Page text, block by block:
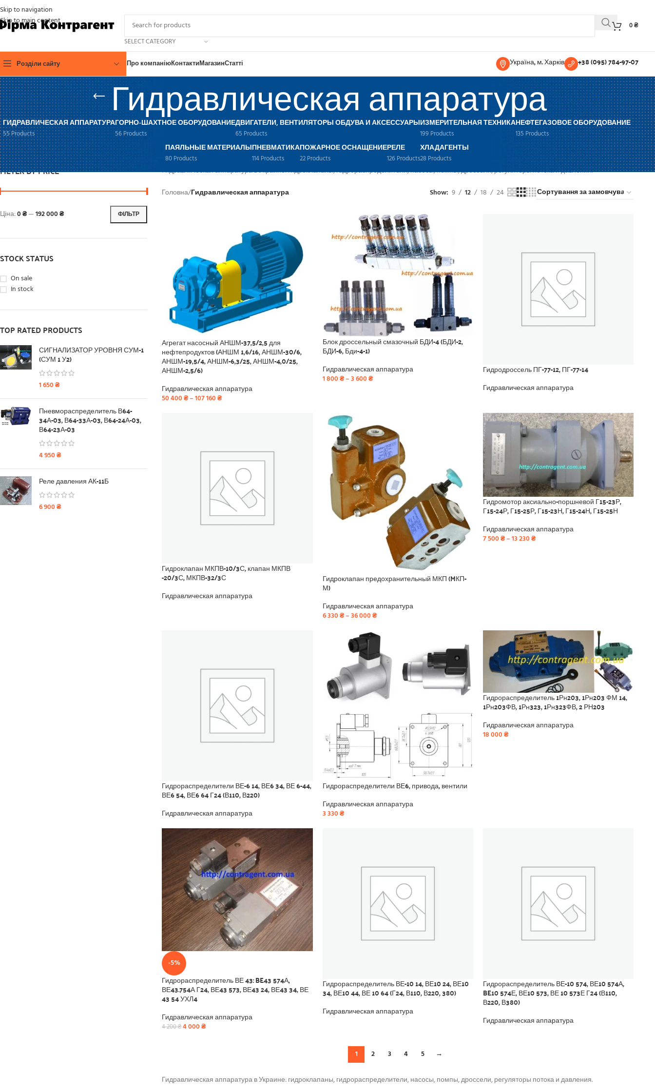
Skip to navigation
Skip to main content
SELECT CATEGORY
0₴
Розділи сайту Про компаніюКонтактиМагазинСтатті Україна, м. Харків +38 (095) 784-97-07
Гидравлическая аппаратура
ГИДРАВЛИЧЕСКАЯ АППАРАТУРА
55 Products
ГОРНО-ШАХТНОЕ ОБОРУДОВАНИЕ
56 Products
ДВИГАТЕЛИ, ВЕНТИЛЯТОРЫ ОБДУВА И АКСЕССУАРЫ
65 Products
ИЗМЕРИТЕЛЬНАЯ ТЕХНИКА
199 Products
НЕФТЕГАЗОВОЕ ОБОРУДОВАНИЕ
135 Products
ПАЯЛЬНЫЕ МАТЕРИАЛЫ
80 Products
ПНЕВМАТИКА
114 Products
ПОЖАРНОЕ ОСНАЩЕНИЕ
22 Products
РЕЛЕ
126 Products
ХЛАДАГЕНТЫ
28 Products
FILTER BY PRICE
ФІЛЬТР
Ціна:0 ₴—192 000 ₴
STOCK STATUS
On sale
In stock
TOP RATED PRODUCTS
СИГНАЛИЗАТОР УРОВНЯ СУМ-1
(СУМ 1 У2)
1 650₴
Пневмораспределитель В64-
34А-03, В64-33А-03, В64-24А-03,
В64-23А-03
4 950₴
Реле давления АК-11Б
6 900₴
Гидравлическая аппаратура в Украине: гидроклапаны, гадрораспределители, насосы, помпы, дроссели, регуляторы потока и давления.
Головна/Гидравлическая аппаратура Show 9 12 18 24
Агрегат насосный АНШМ-37,5/2,5 для
нефтепродуктов (АНШМ 1,6/16, АНШМ-30/6,
АНШМ-19,5/4, АНШМ-6,3/25, АНШМ-4,0/25,
АНШМ-2,5/6)
Гидравлическая аппаратура
50 400₴–107 160₴
Блок дроссельный смазочный БДИ-4 (БДИ-2,
БДИ-6, Бди-4-1)
Гидравлическая аппаратура
1 800₴–3 600₴
Гидродроссель ПГ-77-12, ПГ-77-14
Гидравлическая аппаратура
Гидроклапан МКПВ-10/3С, клапан МКПВ
-20/3С, МКПВ-32/3С
Гидравлическая аппаратура
Гидроклапан предохранительный МКП (MКП-
М)
Гидравлическая аппаратура
6 330₴–36 000₴
Гидромотор аксиально-поршневой Г15-23Р,
Г15-24Р, Г15-25Р, Г15-23Н, Г15-24Н, Г15-25Н
Гидравлическая аппаратура
7 500₴–13 230₴
Гидрораспределители ВЕ-6 14, ВЕ6 34, ВЕ 6-44,
ВЕ6 54, ВЕ6 64 Г24 (В110, В220)
Гидравлическая аппаратура
Гидрораспределители ВЕ6, привода, вентили
Гидравлическая аппаратура
3 330₴
Гидрораспределитель 1Рн203, 1Рн203 ФМ 14,
1Рн203ФВ, 1Рн323, 1Рн323ФВ, 2 РН203
Гидравлическая аппаратура
18 000₴
-5%
Гидрораспределитель ВЕ 43: BE43 574А,
ВЕ43.754А Г24, ВЕ43 573, ВЕ43 24, ВЕ43 34, ВЕ
43 54 УХЛ4
Гидравлическая аппаратура
4 200₴4 000₴
Гидрораспределитель ВЕ-10 14, ВЕ10 24, ВЕ10
34, ВЕ10 44, ВЕ 10 64 (Г24, В110, В220, 380)
Гидравлическая аппаратура
Гидрораспределитель ВЕ-10 574, ВЕ10 574А,
BE10 574Е, ВЕ10 573, ВЕ 10 573Е Г24 (В110,
В220, В380)
Гидравлическая аппаратура
1 2 3 4 5 →
Гидравлическая аппаратура в Украине: гидроклапаны, гидрораспределители, насосы, помпы, дроссели, регуляторы потока и давления.